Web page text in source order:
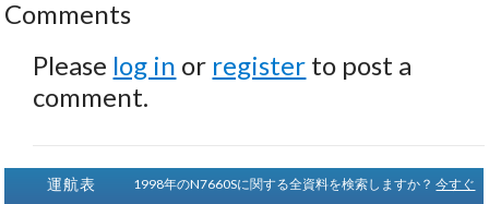
Comments
Please log in or register to post a
comment.
運航表 1998年のN7660Sに関する全資料を検索しますか？今すぐ